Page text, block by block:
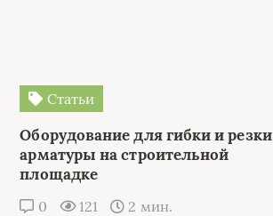
Статьи
Оборудование для гибки и резки
арматуры на строительной
площадке
0 121 2 мин.